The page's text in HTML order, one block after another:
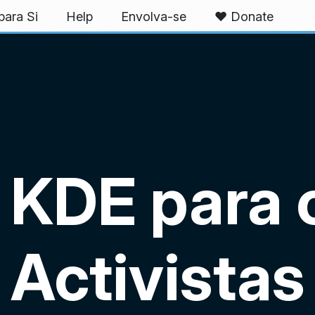
Si Help Envolva-se ❤️ Donate
KDE para
Activistas